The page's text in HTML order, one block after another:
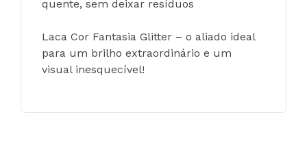
quente, sem deixar resíduos
Laca Cor Fantasia Glitter – o aliado ideal
para um brilho extraordinário e um
visual inesquecível!